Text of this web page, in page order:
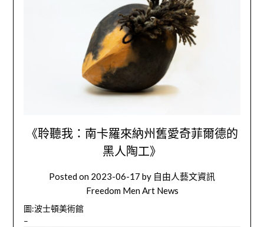
《聆聽我：南卡羅來納州舊愛奇菲爾德的
黑人陶工》
Posted on 2023-06-17 by 自由人藝文資訊
Freedom Men Art News
圖:波士頓美術館
–